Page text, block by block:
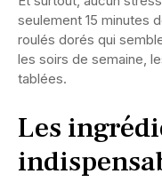
seulement 15 minutes
roulés dorés qui
les soirs de semaine,
tablées.
Les